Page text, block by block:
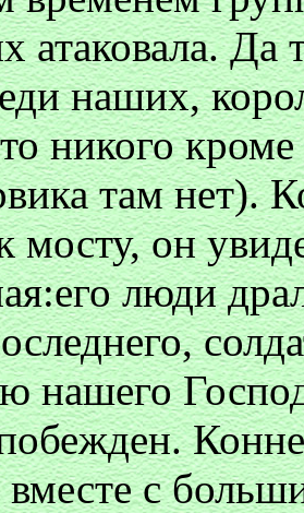
атаковала. Да
наших,
никого
там нет).
мосту, он
люди
нашего
с